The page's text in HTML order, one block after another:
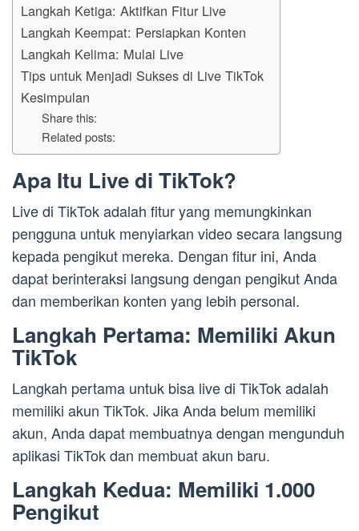
Langkah Ketiga: Aktifkan Fitur Live
Langkah Keempat: Persiapkan Konten
Langkah Kelima: Mulai Live
Tips untuk Menjadi Sukses di Live TikTok
Kesimpulan
Share this:
Related posts:
Apa Itu Live di TikTok?
Live di TikTok adalah fitur yang memungkinkan
pengguna untuk menyiarkan video secara langsung
kepada pengikut mereka. Dengan fitur ini, Anda
dapat berinteraksi langsung dengan pengikut Anda
dan memberikan konten yang lebih personal.
Langkah Pertama: Memiliki Akun
TikTok
Langkah pertama untuk bisa live di TikTok adalah
memiliki akun TikTok. Jika Anda belum memiliki
akun, Anda dapat membuatnya dengan mengunduh
aplikasi TikTok dan membuat akun baru.
Langkah Kedua: Memiliki 1.000
Pengikut